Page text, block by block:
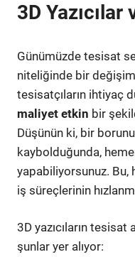
3D Yazıcılar
Günümüzde tesisat
niteliğinde bir
tesisatçıların ihtiyaç
maliyet etkin bir
Düşünün ki, bir
kaybolduğunda,
yapabiliyorsunuz. Bu,
iş süreçlerinin
3D yazıcıların tesisat
şunlar yer alıyor: